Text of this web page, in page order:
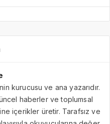
kurucusu ve ana yazarıdır.
haberler ve toplumsal
içerikler üretir. Tarafsız ve